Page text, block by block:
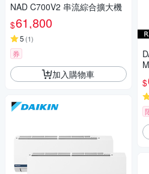
NAD C700V2 串流綜合擴大機
$61,800
5 (1)
券
加入購物車
$